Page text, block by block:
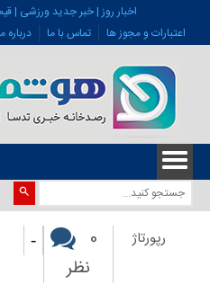
اخبار روز | خبر جدید ورزشی |
اعتبارات و مجوز ها
تماس با ما درباره
رپورتاژ
0
نظر
-